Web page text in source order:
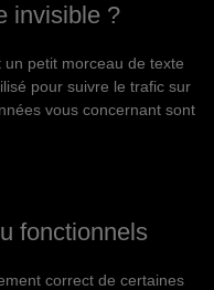
invisible ?
petit morceau de texte
pour suivre le trafic sur
vous concernant sont
fonctionnels
correct de certaines